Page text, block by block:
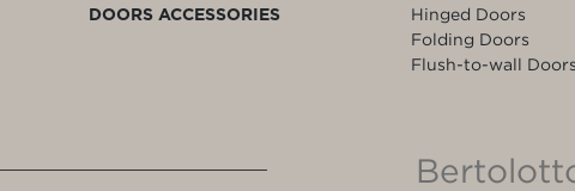
DOORS ACCESSORIES
Hinged Doors
Folding Doors
Flush-to-wall Doors